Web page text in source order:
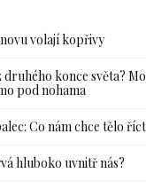
volají kopřivy
konce světa?
pod nohama
Co nám chce tělo
hluboko uvnitř nás?